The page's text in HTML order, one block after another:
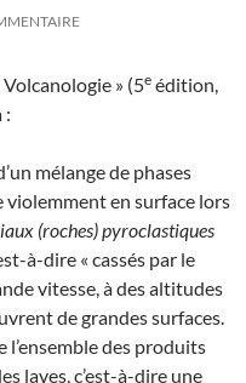
Volcanologie » (5e édition,
:
mélange de phases
violemment en surface lors
(roches) pyroclastiques
à-dire « cassés par le
vitesse, à des altitudes
de grandes surfaces.
l’ensemble des produits
laves, c’est-à-dire une